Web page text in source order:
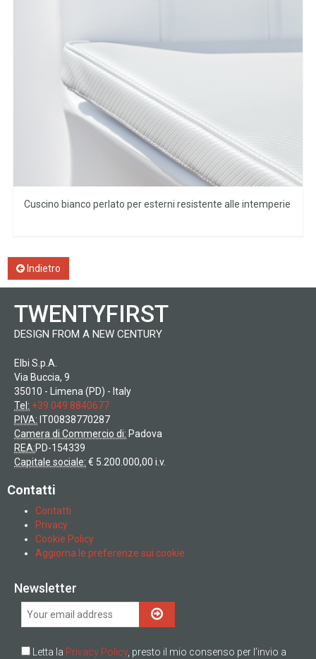
Cuscino bianco perlato per esterni resistente alle intemperie
Indietro
TWENTYFIRST
DESIGN FROM A NEW CENTURY
Elbi S.p.A.
Via Buccia, 9
35010 - Limena (PD) - Italy
Tel: +39 049 8840677
PIVA: IT00838770287
Camera di Commercio di: Padova
REA:PD-154339
Capitale sociale: € 5.200.000,00 i.v.
Contatti
Contatti
Privacy
Cookie Policy
Aggiorna le preferenze sui cookie
Newsletter
Letta la Privacy Policy, presto il mio consenso per l’invio a